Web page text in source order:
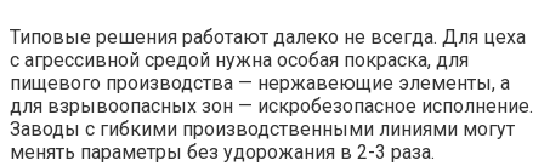
Типовые решения работают далеко не всегда. Для цеха
с агрессивной средой нужна особая покраска, для
пищевого производства — нержавеющие элементы, а
для взрывоопасных зон — искробезопасное исполнение.
Заводы с гибкими производственными линиями могут
менять параметры без удорожания в 2-3 раза.